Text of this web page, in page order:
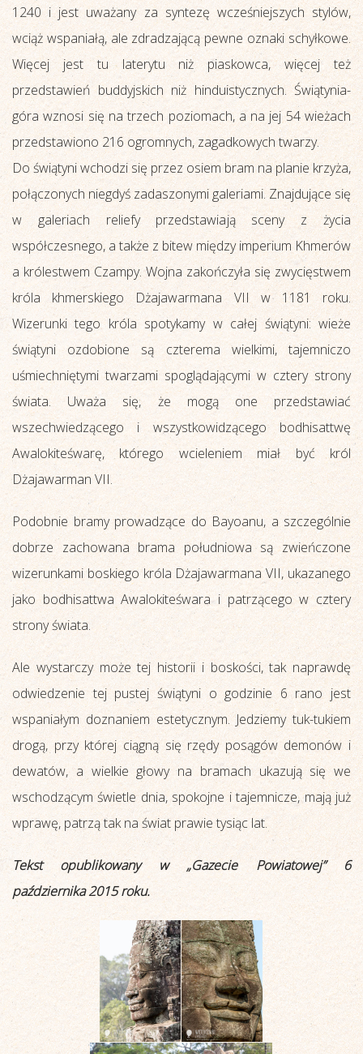
1240 i jest uważany za syntezę wcześniejszych stylów,
wciąż wspaniałą, ale zdradzającą pewne oznaki schyłkowe.
Więcej jest tu laterytu niż piaskowca, więcej też
przedstawień buddyjskich niż hinduistycznych. Świątynia-
góra wznosi się na trzech poziomach, a na jej 54 wieżach
przedstawiono 216 ogromnych, zagadkowych twarzy.
Do świątyni wchodzi się przez osiem bram na planie krzyża,
połączonych niegdyś zadaszonymi galeriami. Znajdujące się
w galeriach reliefy przedstawiają sceny z życia
współczesnego, a także z bitew między imperium Khmerów
a królestwem Czampy. Wojna zakończyła się zwycięstwem
króla khmerskiego Dżajawarmana VII w 1181 roku.
Wizerunki tego króla spotykamy w całej świątyni: wieże
świątyni ozdobione są czterema wielkimi, tajemniczo
uśmiechniętymi twarzami spoglądającymi w cztery strony
świata. Uważa się, że mogą one przedstawiać
wszechwiedzącego i wszystkowidzącego bodhisattwę
Awalokiteśwarę, którego wcieleniem miał być król
Dżajawarman VII.
Podobnie bramy prowadzące do Bayoanu, a szczególnie
dobrze zachowana brama południowa są zwieńczone
wizerunkami boskiego króla Dżajawarmana VII, ukazanego
jako bodhisattwa Awalokiteśwara i patrzącego w cztery
strony świata.
Ale wystarczy może tej historii i boskości, tak naprawdę
odwiedzenie tej pustej świątyni o godzinie 6 rano jest
wspaniałym doznaniem estetycznym. Jedziemy tuk-tukiem
drogą, przy której ciągną się rzędy posągów demonów i
dewatów, a wielkie głowy na bramach ukazują się we
wschodzącym świetle dnia, spokojne i tajemnicze, mają już
wprawę, patrzą tak na świat prawie tysiąc lat.
Tekst opublikowany w „Gazecie Powiatowej” 6
października 2015 roku.